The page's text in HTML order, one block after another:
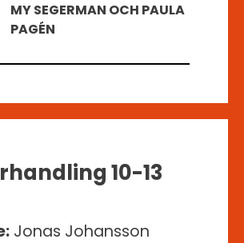
MY SEGERMAN OCH PAULA
PAGÉN
10-13
Jonas Johansson